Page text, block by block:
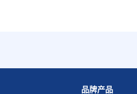
品牌产品